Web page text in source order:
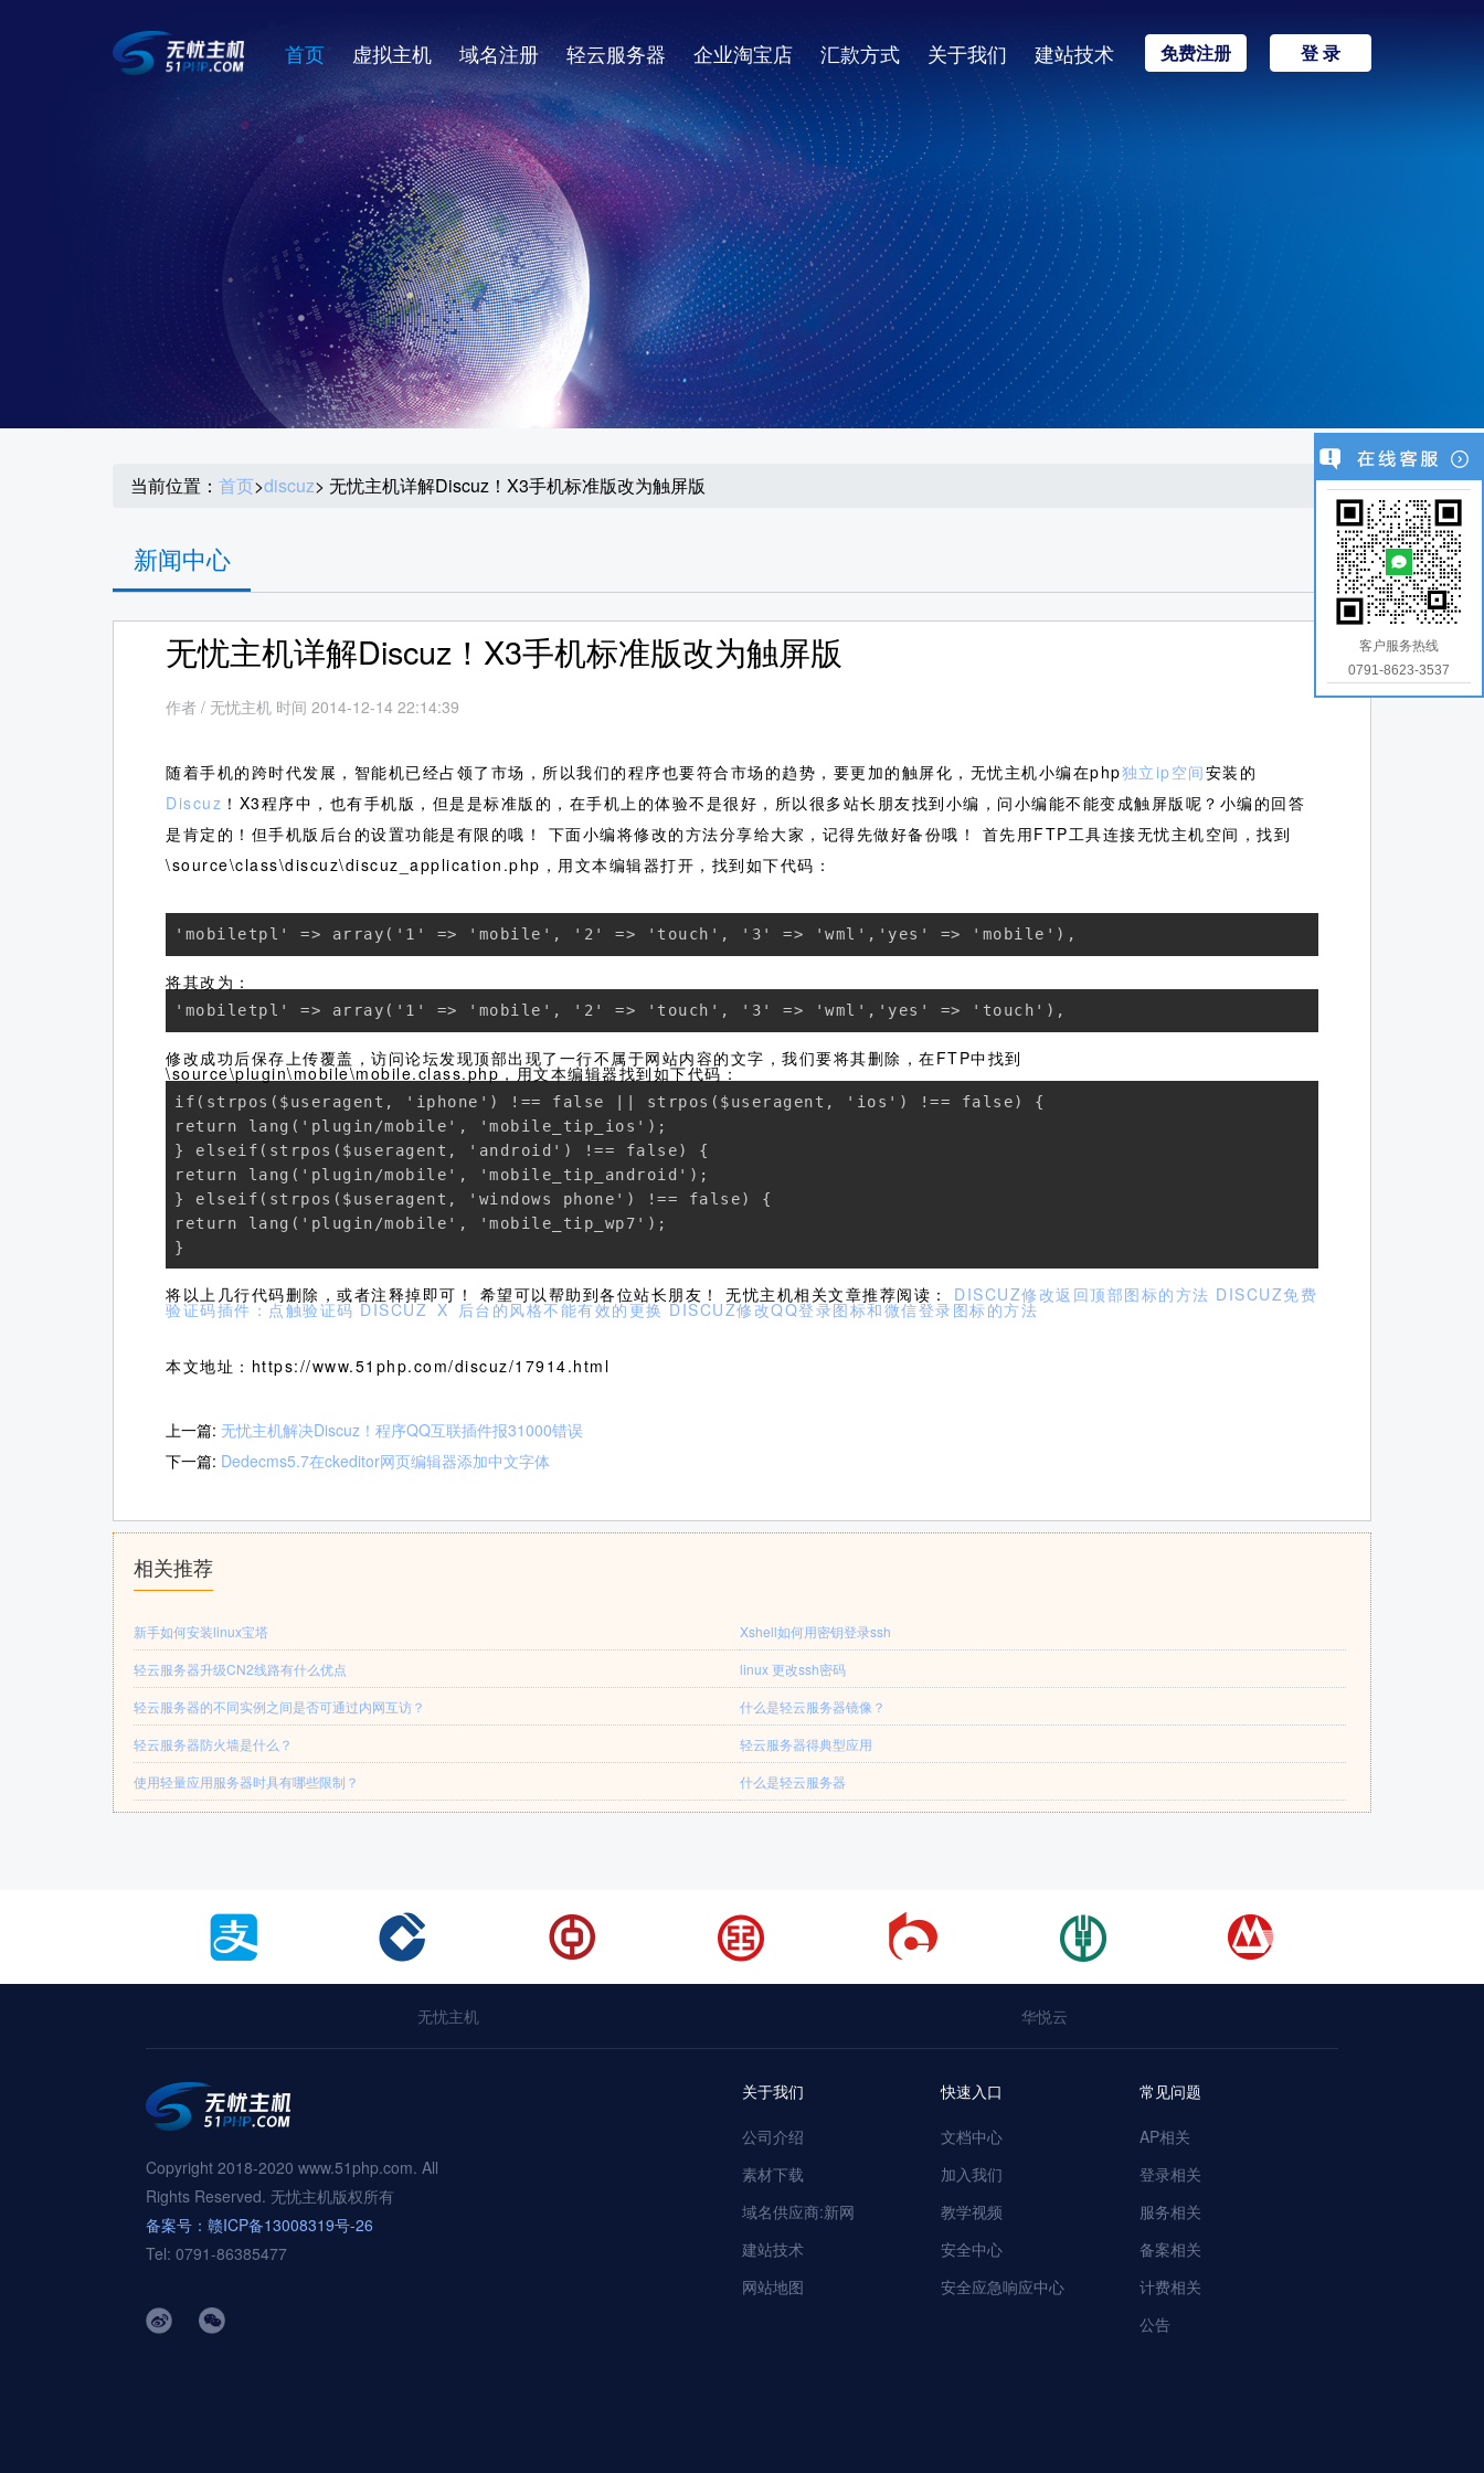
首页 虚拟主机 域名注册 轻云服务器 企业淘宝店 汇款方式 关于我们 建站技术 免费注册 登 录
当前位置： 首页>discuz> 无忧主机详解Discuz！X3手机标准版改为触屏版
新闻中心
无忧主机详解Discuz！X3手机标准版改为触屏版
作者 / 无忧主机 时间 2014-12-14 22:14:39
随着手机的跨时代发展，智能机已经占领了市场，所以我们的程序也要符合市场的趋势，要更加的触屏化，无忧主机小编在php独立ip空间安装的
Discuz ！X3程序中，也有手机版，但是是标准版的，在手机上的体验不是很好，所以很多站长朋友找到小编，问小编能不能变成触屏版呢？小编的回答
是肯定的！但手机版后台的设置功能是有限的哦！
下面小编将修改的方法分享给大家，记得先做好备份哦！ 首先用FTP工具连接无忧主机空间，找到
\source\class\discuz\discuz_application.php，用文本编辑器打开，找到如下代码：
'mobiletpl' => array('1' => 'mobile', '2' => 'touch', '3' => 'wml','yes' => 'mobile'),
将其改为：
'mobiletpl' => array('1' => 'mobile', '2' => 'touch', '3' => 'wml','yes' => 'touch'),
修改成功后保存上传覆盖，访问论坛发现顶部出现了一行不属于网站内容的文字，我们要将其删除，在FTP中找到
\source\plugin\mobile\mobile.class.php，用文本编辑器找到如下代码：
if(strpos($useragent, 'iphone') !== false || strpos($useragent, 'ios') !== false) {
return lang('plugin/mobile', 'mobile_tip_ios');
} elseif(strpos($useragent, 'android') !== false) {
return lang('plugin/mobile', 'mobile_tip_android');
} elseif(strpos($useragent, 'windows phone') !== false) {
return lang('plugin/mobile', 'mobile_tip_wp7');
}
将以上几行代码删除，或者注释掉即可！ 希望可以帮助到各位站长朋友！ 无忧主机相关文章推荐阅读： DISCUZ修改返回顶部图标的方法 DISCUZ免费
验证码插件：点触验证码 DISCUZ X 后台的风格不能有效的更换 DISCUZ修改QQ登录图标和微信登录图标的方法
本文地址：https://www.51php.com/discuz/17914.html
上一篇: 无忧主机解决Discuz！程序QQ互联插件报31000错误
下一篇: Dedecms5.7在ckeditor网页编辑器添加中文字体
相关推荐
新手如何安装linux宝塔
Xshell如何用密钥登录ssh
轻云服务器升级CN2线路有什么优点
linux 更改ssh密码
轻云服务器的不同实例之间是否可通过内网互访？
什么是轻云服务器镜像？
轻云服务器防火墙是什么？
轻云服务器得典型应用
使用轻量应用服务器时具有哪些限制？
什么是轻云服务器
无忧主机 华悦云
Copyright 2018-2020 www.51php.com. All
Rights Reserved. 无忧主机版权所有
备案号：赣ICP备13008319号-26
Tel: 0791-86385477
关于我们
公司介绍
素材下载
域名供应商:新网
建站技术
网站地图
快速入口
文档中心
加入我们
教学视频
安全中心
安全应急响应中心
常见问题
AP相关
登录相关
服务相关
备案相关
计费相关
公告
客户服务热线
0791-8623-3537